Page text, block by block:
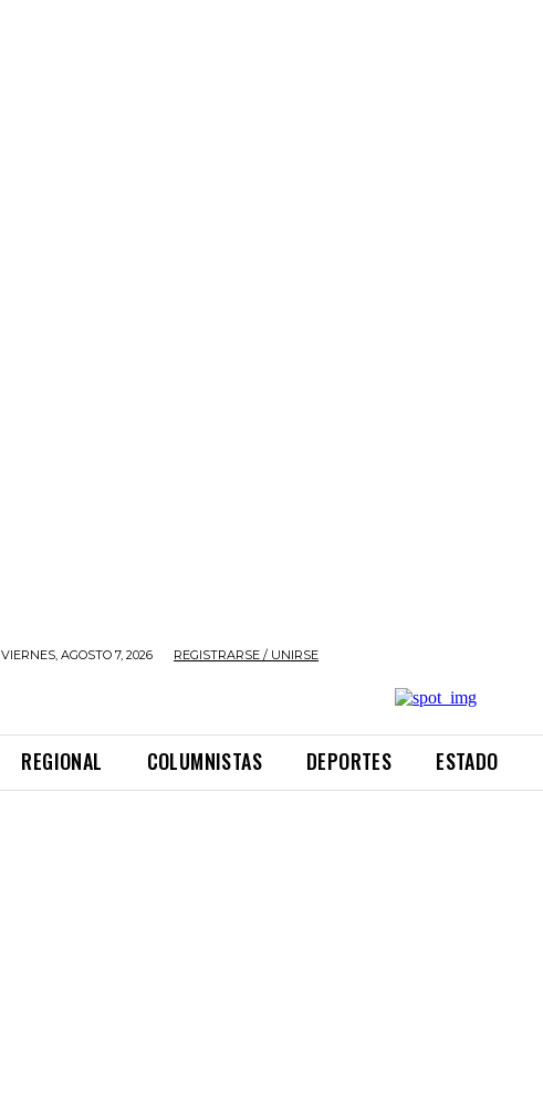
VIERNES, AGOSTO 7, 2026 REGISTRARSE / UNIRSE
REGIONAL COLUMNISTAS DEPORTES ESTADO